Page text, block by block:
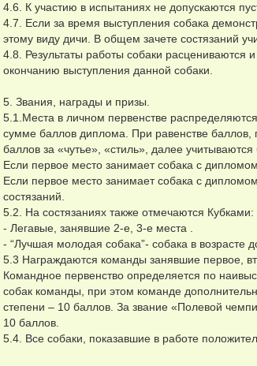
4.6. К участию в испытаниях не допускаются
4.7. Если за время выступления собака
этому виду дичи. В общем зачете состязаний
4.8. Результаты работы собаки
окончанию выступления данной собаки.
5. Звания, награды и призы.
5.1.Места в личном первенстве
сумме баллов диплома. При равенстве баллов,
баллов за «чутье», «стиль», далее
Если первое место занимает собака с
Если первое место занимает собака с
состязаний.
5.2. На состязаниях также отмечаются Кубками:
- Легавые, занявшие 2-е, 3-е места .
- “Лучшая молодая собака”- собака в
5.3 Награждаются команды занявшие первое,
Командное первенство определяется по
собак команды, при этом команде
степени – 10 баллов. За звание «Полевой
10 баллов.
5.4. Все собаки, показавшие в работе